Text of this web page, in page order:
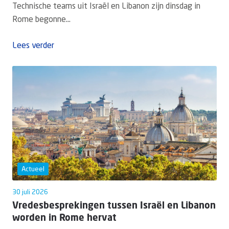
Technische teams uit Israël en Libanon zijn dinsdag in
Rome begonne...
Lees verder
Actueel
30 juli 2026
Vredesbesprekingen tussen Israël en Libanon
worden in Rome hervat